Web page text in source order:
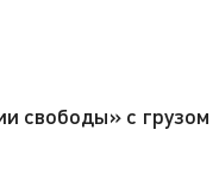
свободы» с грузом